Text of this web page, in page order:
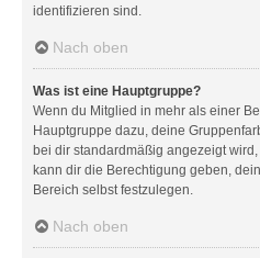
identifizieren sind.
Nach oben
Was ist eine Hauptgruppe?
Wenn du Mitglied in mehr als einer
Hauptgruppe dazu, deine
bei dir standardmäßig angezeigt
kann dir die Berechtigung geben,
Bereich selbst festzulegen.
Nach oben